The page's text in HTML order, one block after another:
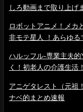
しろ動画まで取り上げ
ロボットアニメ！メカ
非モテ星人 ！あらゆる
ハルッフル-専業主夫
く！初老人の介護生活
アニゲタレスト（元
ナベ的まとめ速報